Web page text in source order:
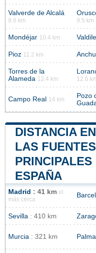
Valverde de Alcalá
8.6 km 9.5 km
Mondéjar 10.4 km
Pioz 11.2 km
Torres de la
Alameda 12.4 km 12.6
Campo Real 14 km
Pozo
DISTANCIA
LAS
ESPAÑA
Madrid : 41 km el
más cerca
Sevilla : 410 km
Murcia : 321 km Palma